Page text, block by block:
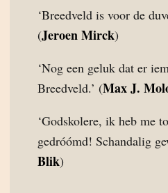
‘Breedveld is voor de
(Jeroen Mirck)
‘Nog een geluk dat er
Breedveld.’ (Max J.
‘Godskolere, ik heb me
gedróómd! Schandalig
Blik)